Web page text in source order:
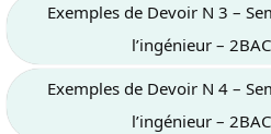
Exemples de Devoir N 3 –
l’ingénieur –
Exemples de Devoir N 4 –
l’ingénieur –